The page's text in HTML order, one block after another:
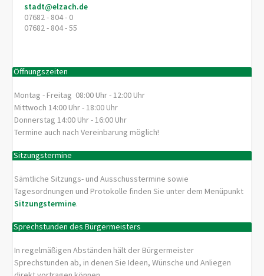
stadt@elzach.de
07682 - 804 - 0
07682 - 804 - 55
Öffnungszeiten
Montag - Freitag 08:00 Uhr - 12:00 Uhr
Mittwoch 14:00 Uhr - 18:00 Uhr
Donnerstag 14:00 Uhr - 16:00 Uhr
Termine auch nach Vereinbarung möglich!
Sitzungstermine
Sämtliche Sitzungs- und Ausschusstermine sowie
Tagesordnungen und Protokolle finden Sie unter dem Menüpunkt
Sitzungstermine.
Sprechstunden des Bürgermeisters
In regelmäßigen Abständen hält der Bürgermeister
Sprechstunden ab, in denen Sie Ideen, Wünsche und Anliegen